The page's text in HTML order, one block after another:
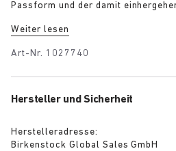
Passform und der damit
wodurch er äußerst langlebig ist
sorgt dafür, dass sich der Stoff auf
tiefe, reine Farbe.
Weiter lesen
Art-Nr. 1027740
Hersteller und Sicherheit
Herstelleradresse:
Birkenstock Global Sales GmbH